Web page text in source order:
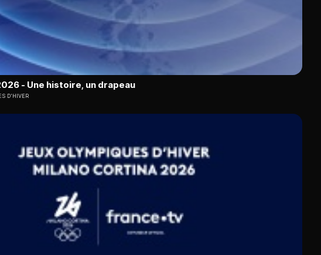
- Une histoire, un drapeau
D'HIVER